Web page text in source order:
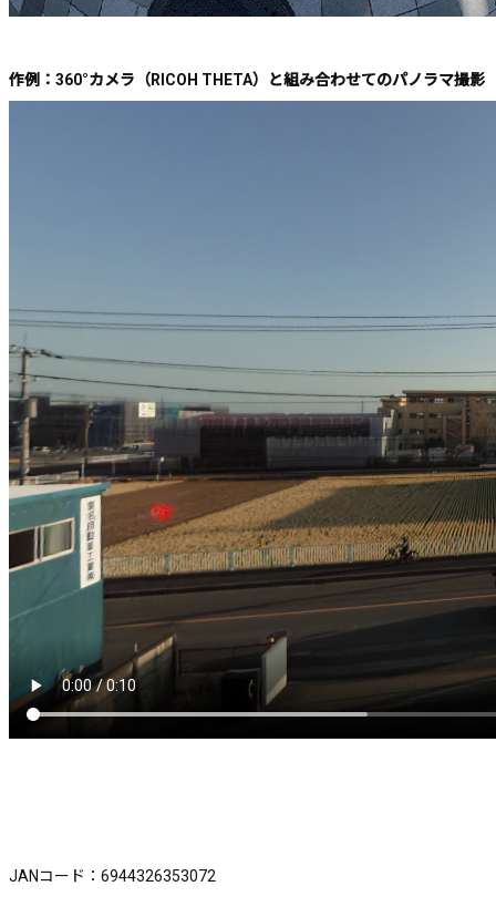
作例：360°カメラ（RICOH THETA）と組み合わせてのパノラマ撮影
JANコード：6944326353072